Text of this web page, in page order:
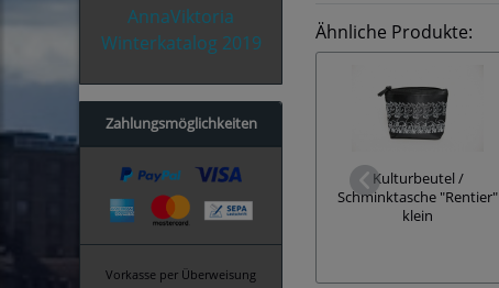
AnnaViktoria
Winterkatalog 2019
Zahlungsmöglichkeiten
Vorkasse per Überweisung
Ähnliche Produkte:
Kulturbeutel /
Schminktasche "Rentier"
klein